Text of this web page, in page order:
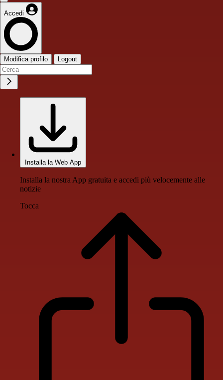
Accedi
Modifica profilo Logout
Installa la Web App
Installa la nostra App gratuita e accedi più velocemente alle
notizie
Tocca